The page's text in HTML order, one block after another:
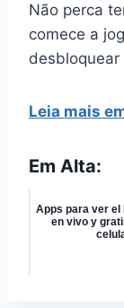
Não perca
comece a
desbloquear
Leia mais
Em Alta:
Apps para ver el
en vivo y